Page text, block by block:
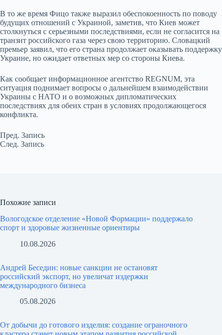
В то же время Фицо также выразил обеспокоенность по поводу
будущих отношений с Украиной, заметив, что Киев может
столкнуться с серьезными последствиями, если не согласится на
транзит российского газа через свою территорию. Словацкий
премьер заявил, что его страна продолжает оказывать поддержку
Украине, но ожидает ответных мер со стороны Киева.
Как сообщает информационное агентство REGNUM, эта
ситуация поднимает вопросы о дальнейшем взаимодействии
Украины с НАТО и о возможных дипломатических
последствиях для обеих стран в условиях продолжающегося
конфликта.
Пред. Запись
След. Запись
Похожие записи
Вологодское отделение «Новой Формации» поддержало
спорт и здоровые жизненные ориентиры
10.08.2026
Андрей Беседин: новые санкции не остановят
российский экспорт, но увеличат издержки
международного бизнеса
05.08.2026
От добычи до готового изделия: создание ограночного